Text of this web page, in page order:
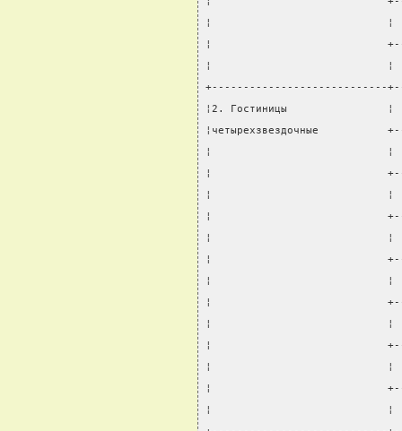
¦                            ¦
¦
¦                            ¦
+----------------------------
¦2. Гостиницы
¦четырехзвездочные
¦                            ¦
¦
¦                            ¦
¦
¦                            ¦
¦
¦                            ¦
¦
¦                            ¦
¦
¦                            ¦
¦
¦                            ¦